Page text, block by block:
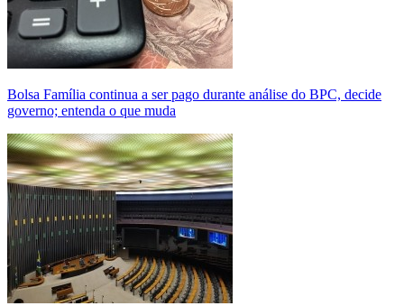
Bolsa Família continua a ser pago durante análise do BPC, decide
governo; entenda o que muda